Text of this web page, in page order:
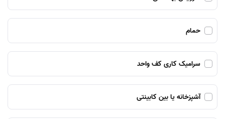
حمام
سرامیک کاری کف واحد
آشپزخانه یا بین کابینتی